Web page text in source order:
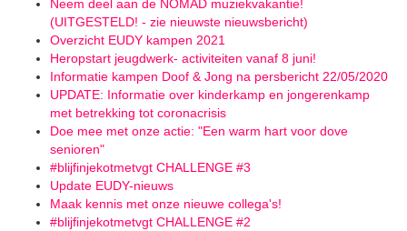
Neem deel aan de NOMAD muziekvakantie!
(UITGESTELD! - zie nieuwste nieuwsbericht)
Overzicht EUDY kampen 2021
Heropstart jeugdwerk- activiteiten vanaf 8 juni!
Informatie kampen Doof & Jong na persbericht 22/05/2020
UPDATE: Informatie over kinderkamp en jongerenkamp
met betrekking tot coronacrisis
Doe mee met onze actie: "Een warm hart voor dove
senioren"
#blijfinjekotmetvgt CHALLENGE #3
Update EUDY-nieuws
Maak kennis met onze nieuwe collega's!
#blijfinjekotmetvgt CHALLENGE #2